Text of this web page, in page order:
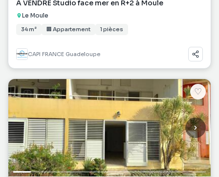
A VENDRE Studio face mer en R+2 à Moule
Le Moule
34 m² 🏢 Appartement 1 pièces
CAPI FRANCE Guadeloupe
♡